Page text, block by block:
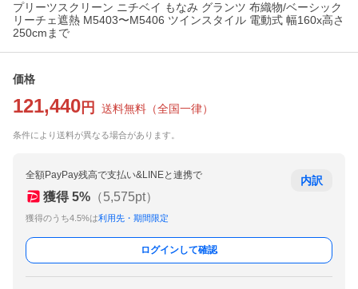
プリーツスクリーン ニチベイ もなみ グランツ 布織物/ベーシック
リーチェ遮熱 M5403〜M5406 ツインスタイル 電動式 幅160x高さ
250cmまで
価格
121,440 円 送料無料 （全国一律）
条件により送料が異なる場合があります。
全額PayPay残高で支払い&LINEと連携で
獲得 5% （5,575pt）
獲得のうち4.5%は利用先・期間限定
内訳
ログインして確認